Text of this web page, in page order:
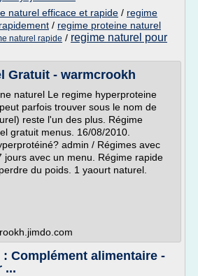
naturel efficace et rapide / regime
/ regime proteine naturel
naturel rapide / regime naturel pour
Gratuit - warmcrookh
naturel Le regime hyperproteine
parfois trouver sous le nom de
reste l'un des plus. Régime
gratuit menus. 16/08/2010.
admin / Régimes avec
jours avec un menu. Régime rapide
du poids. 1 yaourt naturel.
Complément alimentaire -
...